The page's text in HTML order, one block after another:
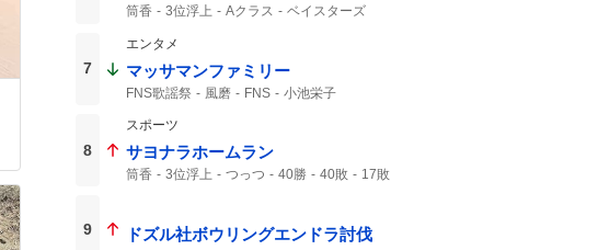
筒香 3位浮上 Aクラス
ベイスターズ
7
エンタメ
マッサマンファミリー
FNS歌謡祭 風磨 FNS 小池栄子
8
スポーツ
サヨナラホームラン
筒香 3位浮上 つっつ 40勝 40敗
17敗
9 ドズル社ボウリングエンドラ討伐